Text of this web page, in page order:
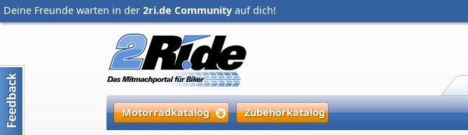
Deine Freunde warten in der 2ri.de Community auf dich!
Motorradkatalog Zubehörkatalog